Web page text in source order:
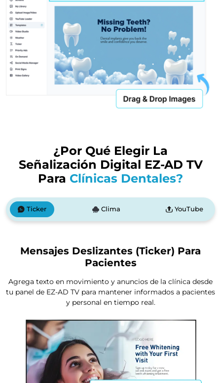
¿Por Qué Elegir La
Señalización Digital EZ-AD TV
Para Clínicas Dentales?
Ticker Clima YouTube
Mensajes Deslizantes (Ticker) Para
Pacientes
Agrega texto en movimiento y anuncios de la clínica desde
tu panel de EZ-AD TV para mantener informados a pacientes
y personal en tiempo real.